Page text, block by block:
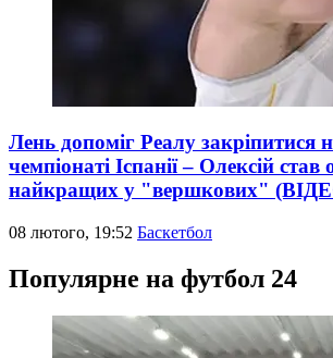
Лень допоміг Реалу закріпитися
чемпіонаті Іспанії – Олексій став
найкращих у "вершкових"
08 лютого, 19:52 Баскетбол
Популярне на футбол 24